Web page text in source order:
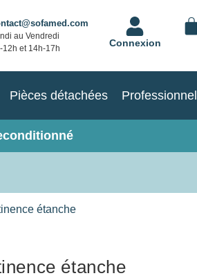
au Vendredi
12h et 14h-17h
Connexion
Pièces détachées Professionnel
étanche
étanche